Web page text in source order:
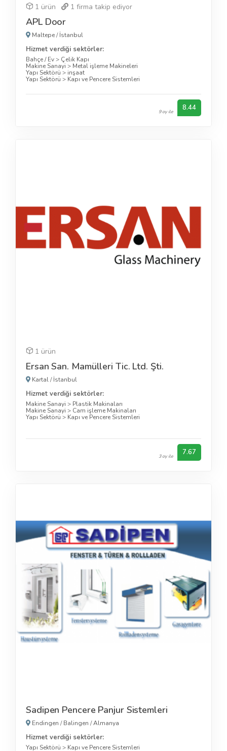
1 ürün 1 firma takip ediyor
APL Door
Maltepe/İstanbul
Hizmet verdiği sektörler:
Bahçe / Ev> Çelik Kapı
Makine Sanayi > Metal işleme Makineleri
Yapı Sektörü > inşaat
Yapı Sektörü > Kapı ve Pencere Sistemleri
9 oy ile 8.44
1 ürün
Ersan San. Mamülleri Tic. Ltd. Şti.
Kartal/İstanbul
Hizmet verdiği sektörler:
Makine Sanayi > Plastik Makinaları
Makine Sanayi > Cam işleme Makinaları
Yapı Sektörü > Kapı ve Pencere Sistemleri
3 oy ile 7.67
Sadipen Pencere Panjur Sistemleri
Endingen /Balingen /Almanya
Hizmet verdiği sektörler:
Yapı Sektörü > Kapı ve Pencere Sistemleri